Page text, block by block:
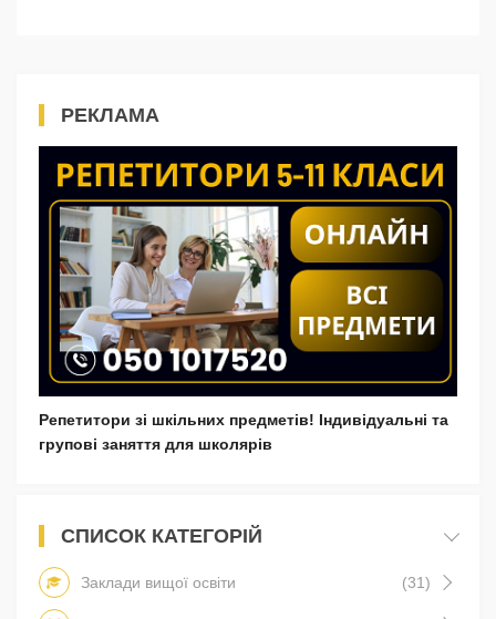
СПИСОК КАТЕГОРІЙ
Заклади вищої освіти (31)
РЕКЛАМА
Репетитори зі шкільних предметів! Індивідуальні та
групові заняття для школярів